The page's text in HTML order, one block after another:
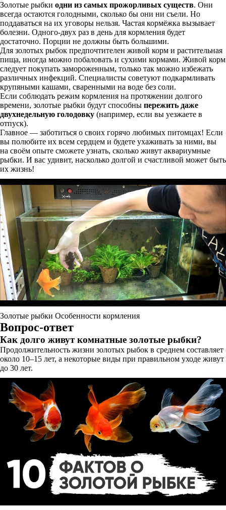
Золотые рыбки одни из самых прожорливых существ. Они
всегда остаются голодными, сколько бы они ни съели. Но
поддаваться на их уговоры нельзя. Частая кормёжка вызывает
болезни. Одного-двух раз в день для кормления будет
достаточно. Порции не должны быть большими.
Для золотых рыбок предпочтителен живой корм и растительная
пища, иногда можно побаловать и сухими кормами. Живой корм
следует покупать замороженным, только так можно избежать
различных инфекций. Специалисты советуют подкармливать
крупяными кашами, сваренными на воде без соли.
Если соблюдать режим кормления на протяжении долгого
времени, золотые рыбки будут способны пережить даже
двухнедельную голодовку (например, если вы уезжаете в
отпуск).
Главное — заботиться о своих горячо любимых питомцах! Если
вы полюбите их всем сердцем и будете ухаживать за ними, вы
на своём опыте сможете узнать, сколько живут аквариумные
рыбки. И вас удивит, насколько долгой и счастливой может быть
их жизнь!
Золотые рыбки Особенности кормления
Вопрос-ответ
Как долго живут комнатные золотые рыбки?
Продолжительность жизни золотых рыбок в среднем составляет
около 10–15 лет, а некоторые виды при правильном уходе живут
до 30 лет.